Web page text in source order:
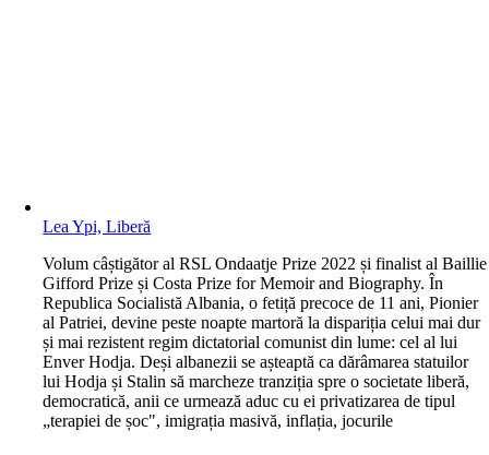
Lea Ypi, Liberă
Volum câștigător al RSL Ondaatje Prize 2022 și finalist al Baillie
Gifford Prize și Costa Prize for Memoir and Biography. În
Republica Socialistă Albania, o fetiță precoce de 11 ani, Pionier
al Patriei, devine peste noapte martoră la dispariția celui mai dur
și mai rezistent regim dictatorial comunist din lume: cel al lui
Enver Hodja. Deși albanezii se așteaptă ca dărâmarea statuilor
lui Hodja și Stalin să marcheze tranziția spre o societate liberă,
democratică, anii ce urmează aduc cu ei privatizarea de tipul
„terapiei de șoc", imigrația masivă, inflația, jocurile